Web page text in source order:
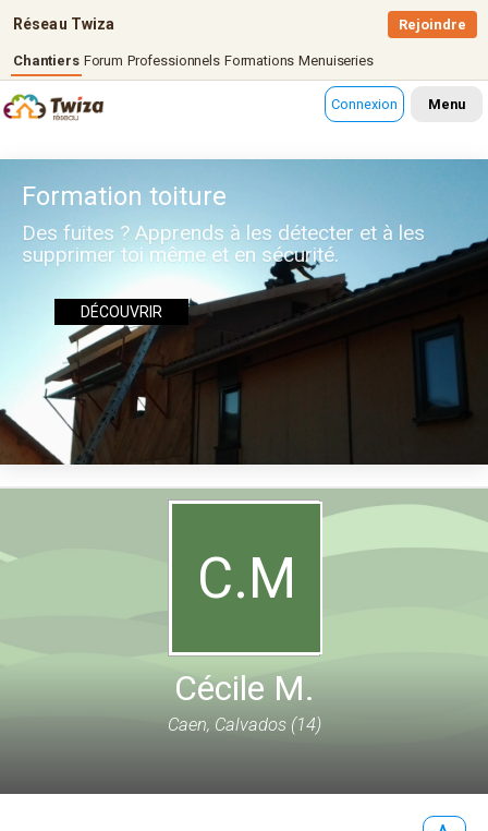
Réseau Twiza
Chantiers Forum Professionnels Formations Menuiseries
Rejoindre
Connexion Menu
Formation toiture
Des fuites ? Apprends à les détecter et à les
supprimer toi même et en sécurité.
DÉCOUVRIR
C.M
Cécile M.
Caen, Calvados (14)